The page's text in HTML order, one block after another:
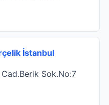
İstanbul
Sok.No:7